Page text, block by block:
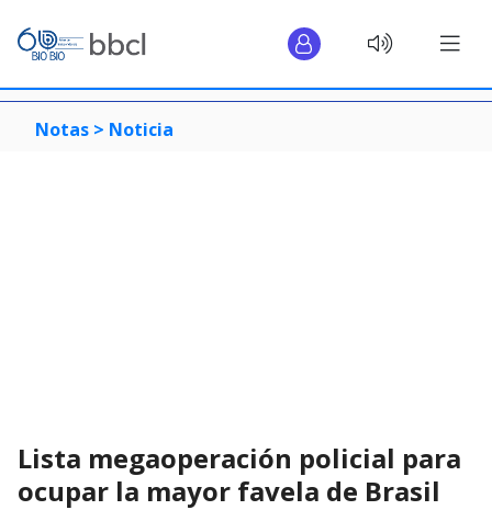
Notas > Noticia
Lista megaoperación policial para
ocupar la mayor favela de Brasil